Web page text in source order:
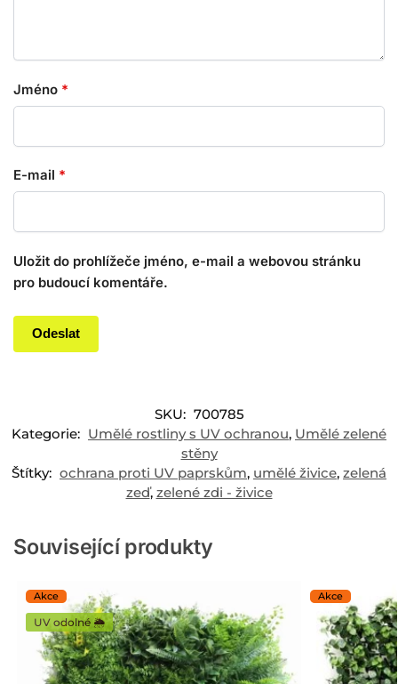
Jméno *
E-mail *
Uložit do prohlížeče jméno, e-mail a webovou stránku
pro budoucí komentáře.
SKU: 700785
Kategorie: Umělé rostliny s UV ochranou, Umělé zelené
stěny
Štítky: ochrana proti UV paprskům, umělé živice, zelená
zeď, zelené zdi - živice
Související produkty
UV odolné 🌦️